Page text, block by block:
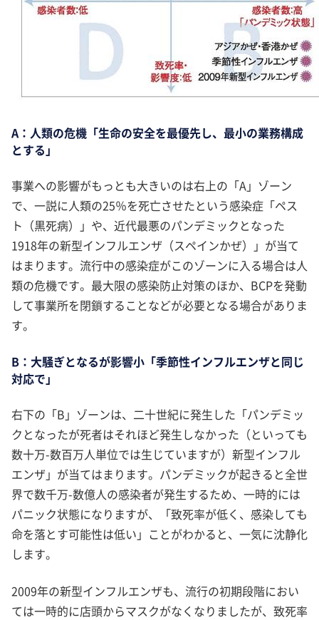
A：人類の危機「生命の安全を最優先し、最小の業務構成
とする」
事業への影響がもっとも大きいのは右上の「A」ゾーン
で、一説に人類の25％を死亡させたという感染症「ペス
ト（黒死病）」や、近代最悪のパンデミックとなった
1918年の新型インフルエンザ（スペインかぜ）」が当て
はまります。流行中の感染症がこのゾーンに入る場合は人
類の危機です。最大限の感染防止対策のほか、BCPを発動
して事業所を閉鎖することなどが必要となる場合がありま
す。
B：大騒ぎとなるが影響小「季節性インフルエンザと同じ
対応で」
右下の「B」ゾーンは、二十世紀に発生した「パンデミッ
クとなったが死者はそれほど発生しなかった（といっても
数十万-数百万人単位では生じていますが）新型インフル
エンザ」が当てはまります。パンデミックが起きると全世
界で数千万-数億人の感染者が発生するため、一時的には
パニック状態になりますが、「致死率が低く、感染しても
命を落とす可能性は低い」ことがわかると、一気に沈静化
します。
2009年の新型インフルエンザも、流行の初期段階におい
ては一時的に店頭からマスクがなくなりましたが、致死率